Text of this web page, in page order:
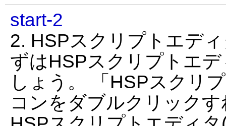
start-2
2. HSPスクリプトエデ
ずはHSPスクリプトエ
しょう。 「HSPスクリ
コンをダブルクリック